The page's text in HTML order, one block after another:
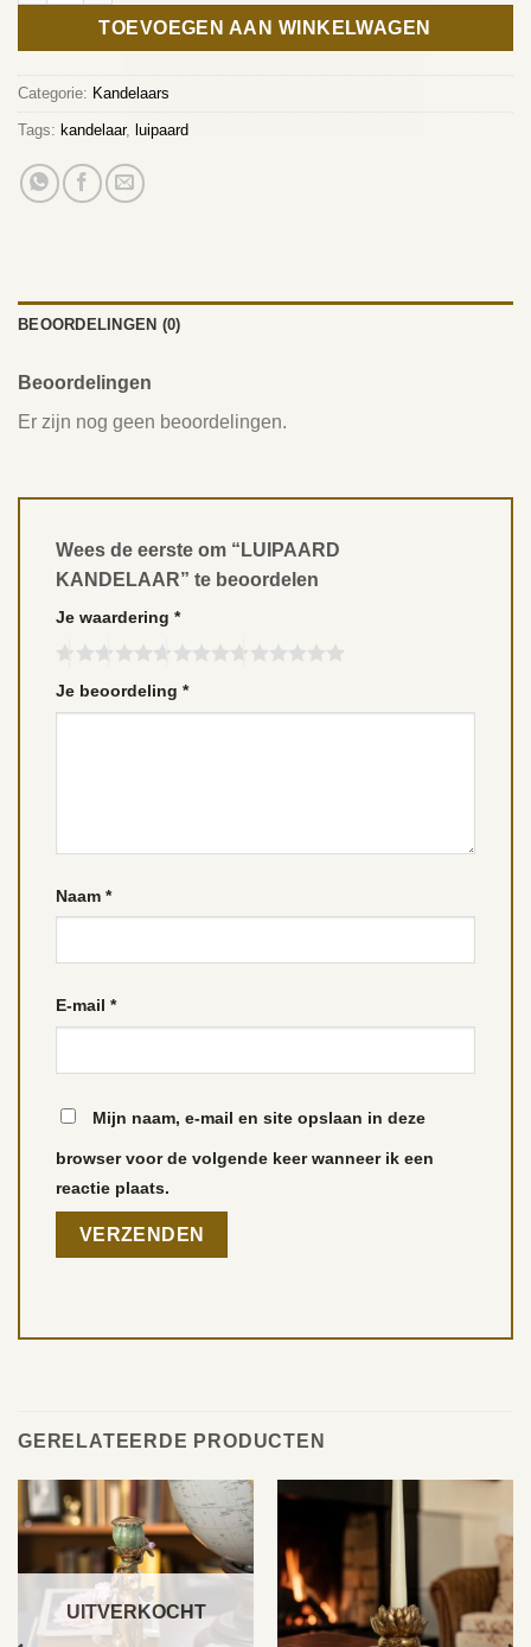
TOEVOEGEN AAN WINKELWAGEN
Categorie: Kandelaars
Tags: kandelaar, luipaard
BEOORDELINGEN (0)
Beoordelingen
Er zijn nog geen beoordelingen.
Wees de eerste om “LUIPAARD
KANDELAAR” te beoordelen
Je waardering *
Je beoordeling *
Naam *
E-mail *
Mijn naam, e-mail en site opslaan in deze
browser voor de volgende keer wanneer ik een
reactie plaats.
GERELATEERDE PRODUCTEN
UITVERKOCHT